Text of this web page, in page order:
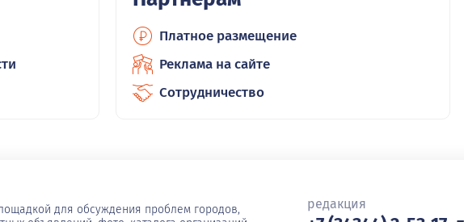
Платное размещение
Реклама на сайте
Сотрудничество
для обсуждения проблем городов,
редакция